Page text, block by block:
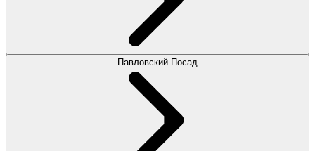
Павловский Посад